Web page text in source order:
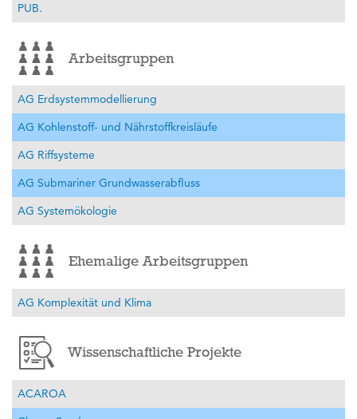
PUB.
Arbeitsgruppen
AG Erdsystemmodellierung
AG Kohlenstoff- und Nährstoffkreisläufe
AG Riffsysteme
AG Submariner Grundwasserabfluss
AG Systemökologie
Ehemalige Arbeitsgruppen
AG Komplexität und Klima
Wissenschaftliche Projekte
ACAROA